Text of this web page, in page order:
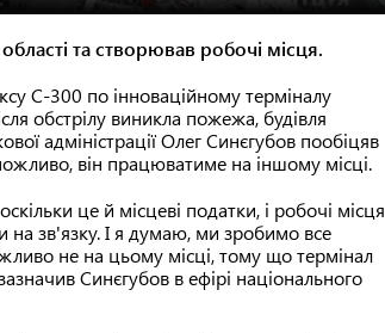
та створював робочі місця.
С-300 по інноваційному терміналу
обстрілу виникла пожежа, будівля
адміністрації Олег Синєгубов пообіцяв
він працюватиме на іншому місці.
це й місцеві податки, і робочі місця
зв'язку. І я думаю, ми зробимо все
не на цьому місці, тому що термінал
Синєгубов в ефірі національного